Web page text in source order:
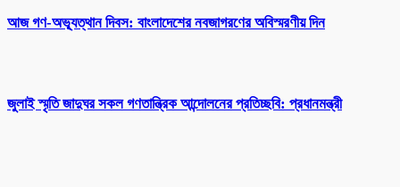
আজ গণ-অভ্যূত্থান দিবস: বাংলাদেশের নবজাগরণের অবিস্মরণীয় দিন
জুলাই স্মৃতি জাদুঘর সকল গণতান্ত্রিক আন্দোলনের প্রতিচ্ছবি: প্রধানমন্ত্রী